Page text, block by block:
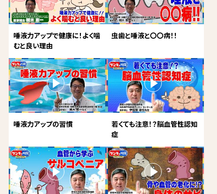
唾液力アップで健康に！よく噛
むと良い理由
虫歯と唾液と〇〇病！！
唾液力アップの習慣
若くても注意！？脳血管性認知
症